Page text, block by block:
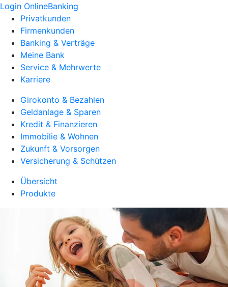
Login OnlineBanking
Privatkunden
Firmenkunden
Banking & Verträge
Meine Bank
Service & Mehrwerte
Karriere
Girokonto & Bezahlen
Geldanlage & Sparen
Kredit & Finanzieren
Immobilie & Wohnen
Zukunft & Vorsorgen
Versicherung & Schützen
Übersicht
Produkte